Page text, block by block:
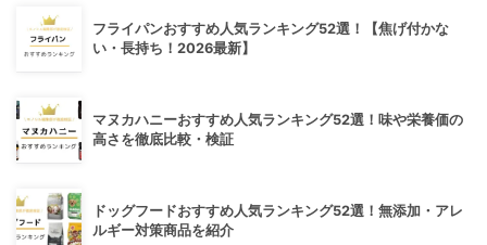
フライパンおすすめ人気ランキング52選！【焦げ付かな
い・長持ち！2026最新】
マヌカハニーおすすめ人気ランキング52選！味や栄養価の
高さを徹底比較・検証
ドッグフードおすすめ人気ランキング52選！無添加・アレ
ルギー対策商品を紹介